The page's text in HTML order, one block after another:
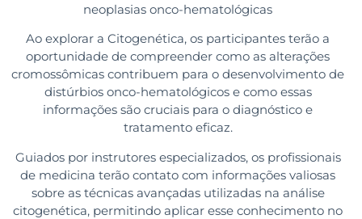
neoplasias onco-hematológicas
Ao explorar a Citogenética, os participantes terão a
oportunidade de compreender como as alterações
cromossômicas contribuem para o desenvolvimento de
distúrbios onco-hematológicos e como essas
informações são cruciais para o diagnóstico e
tratamento eficaz.
Guiados por instrutores especializados, os profissionais
de medicina terão contato com informações valiosas
sobre as técnicas avançadas utilizadas na análise
citogenética, permitindo aplicar esse conhecimento no